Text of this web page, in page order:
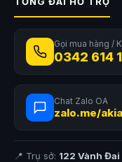
Gọi mua hàng /
0342 614
Chat Zalo OA
zalo.me/
📍 Trụ sở: 122 Vành